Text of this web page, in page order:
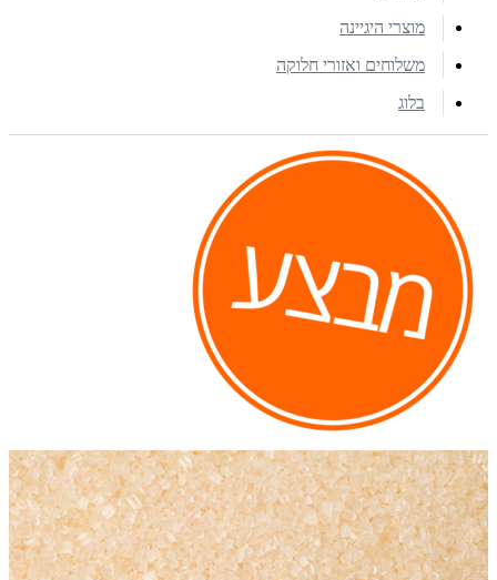
מוצרי היגיינה
משלוחים ואזורי חלוקה
בלוג